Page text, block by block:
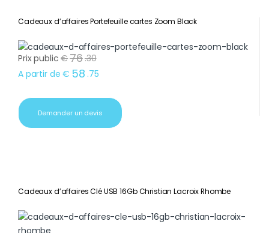
Cadeaux d’affaires Portefeuille cartes Zoom Black
Prix public €76.30
A partir de € 58 .75
Demander un devis
Cadeaux d’affaires Clé USB 16Gb Christian Lacroix Rhombe